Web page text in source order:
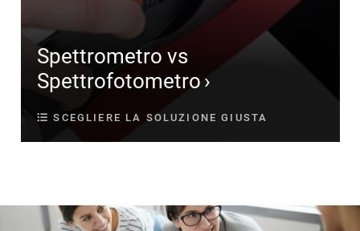
Spettrometro vs
Spettrofotometro
SCEGLIERE LA SOLUZIONE GIUSTA